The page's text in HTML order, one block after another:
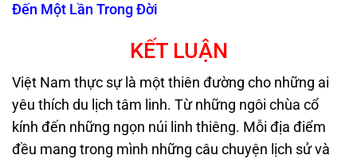
Đến Một Lần Trong Đời
KẾT LUẬN
Việt Nam thực sự là một thiên đường cho những ai
yêu thích du lịch tâm linh. Từ những ngôi chùa cổ
kính đến những ngọn núi linh thiêng. Mỗi địa điểm
đều mang trong mình những câu chuyện lịch sử và